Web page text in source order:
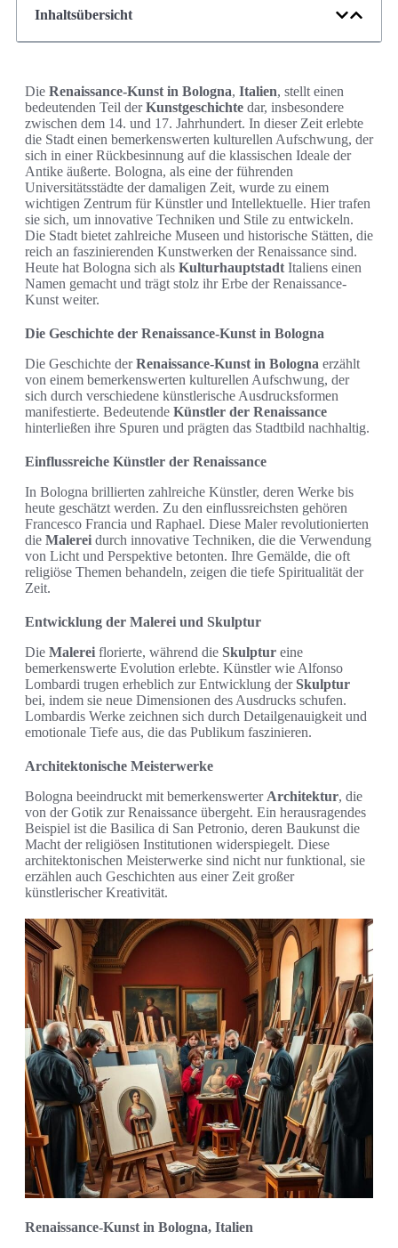
Inhaltsübersicht
Die Renaissance-Kunst in Bologna, Italien, stellt einen
bedeutenden Teil derKunstgeschichte dar, insbesondere
zwischen dem 14. und 17. Jahrhundert. In dieser Zeit erlebte
die Stadt einen bemerkenswerten kulturellen Aufschwung, der
sich in einer Rückbesinnung auf die klassischen Ideale der
Antike äußerte. Bologna, als eine der führenden
Universitätsstädte der damaligen Zeit, wurde zu einem
wichtigen Zentrum für Künstler und Intellektuelle. Hier trafen
sie sich, um innovative Techniken und Stile zu entwickeln.
Die Stadt bietet zahlreiche Museen und historische Stätten, die
reich an faszinierenden Kunstwerken der Renaissance sind.
Heute hat Bologna sich als Kulturhauptstadt Italiens einen
Namen gemacht und trägt stolz ihr Erbe der Renaissance-
Kunst weiter.
Die Geschichte der Renaissance-Kunst in Bologna
Die Geschichte derRenaissance-Kunst in Bologna erzählt
von einem bemerkenswerten kulturellen Aufschwung, der
sich durch verschiedene künstlerische Ausdrucksformen
manifestierte. Bedeutende Künstler der Renaissance
hinterließen ihre Spuren und prägten das Stadtbild nachhaltig.
Einflussreiche Künstler der Renaissance
In Bologna brillierten zahlreiche Künstler, deren Werke bis
heute geschätzt werden. Zu den einflussreichsten gehören
Francesco Francia und Raphael. Diese Maler revolutionierten
die Malerei durch innovative Techniken, die die Verwendung
von Licht und Perspektive betonten. Ihre Gemälde, die oft
religiöse Themen behandeln, zeigen die tiefe Spiritualität der
Zeit.
Entwicklung der Malerei und Skulptur
Die Malerei florierte, während die Skulptur eine
bemerkenswerte Evolution erlebte. Künstler wie Alfonso
Lombardi trugen erheblich zur Entwicklung derSkulptur
bei, indem sie neue Dimensionen des Ausdrucks schufen.
Lombardis Werke zeichnen sich durch Detailgenauigkeit und
emotionale Tiefe aus, die das Publikum faszinieren.
Architektonische Meisterwerke
Bologna beeindruckt mit bemerkenswerter Architektur, die
von der Gotik zur Renaissance übergeht. Ein herausragendes
Beispiel ist die Basilica di San Petronio, deren Baukunst die
Macht der religiösen Institutionen widerspiegelt. Diese
architektonischen Meisterwerke sind nicht nur funktional, sie
erzählen auch Geschichten aus einer Zeit großer
künstlerischer Kreativität.
Renaissance-Kunst in Bologna, Italien